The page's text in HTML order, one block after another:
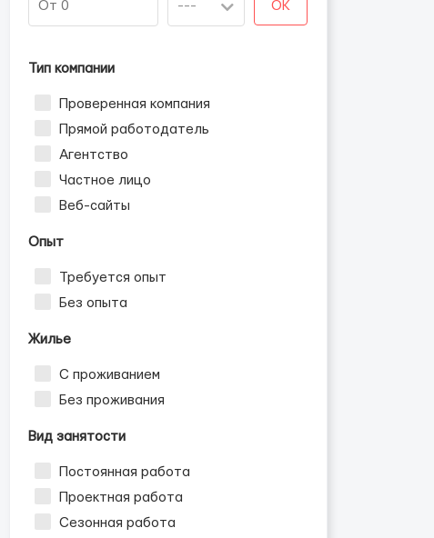
OK
Тип компании
Проверенная компания
Прямой работодатель
Агентство
Частное лицо
Веб-сайты
Опыт
Требуется опыт
Без опыта
Жилье
С проживанием
Без проживания
Вид занятости
Постоянная работа
Проектная работа
Сезонная работа